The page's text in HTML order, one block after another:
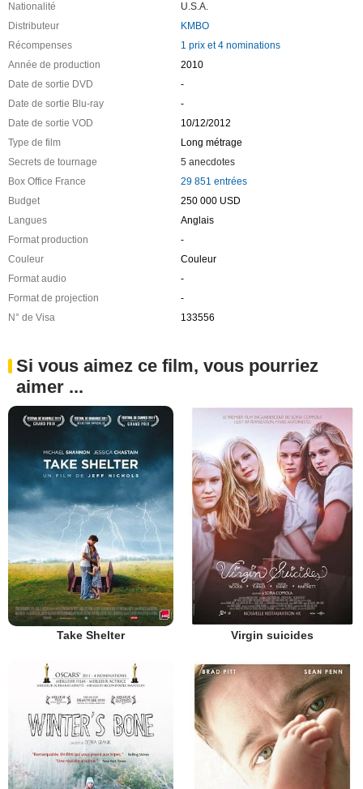
Nationalité
U.S.A.
Distributeur
KMBO
Récompenses
1 prix et 4 nominations
Année de production
2010
Date de sortie DVD
-
Date de sortie Blu-ray
-
Date de sortie VOD
10/12/2012
Type de film
Long métrage
Secrets de tournage
5 anecdotes
Box Office France
29 851 entrées
Budget
250 000 USD
Langues
Anglais
Format production
-
Couleur
Couleur
Format audio
-
Format de projection
-
N° de Visa
133556
Si vous aimez ce film, vous pourriez
aimer ...
Take Shelter Virgin suicides